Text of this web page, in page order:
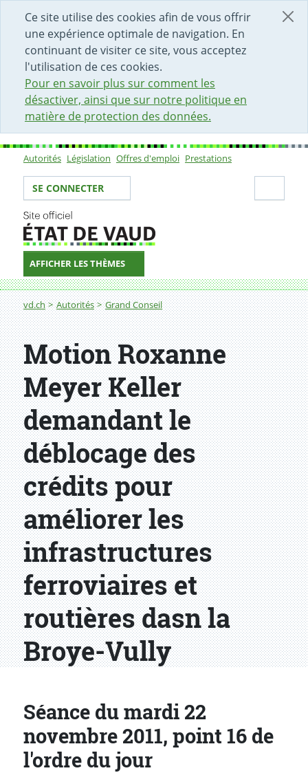
Ce site utilise des cookies afin de vous offrir
une expérience optimale de navigation. En
continuant de visiter ce site, vous acceptez
l'utilisation de ces cookies.
Pour en savoir plus sur comment les
désactiver, ainsi que sur notre politique en
matière de protection des données.
DÉBUT DU CONTENU DE LA PAGE
ACCÈS AU CHAMP DE RECHERCHE
PAGE D'ACCUEIL
FORMULAIRE DE CONTACT
Sous-navigation
Autorités Législation Offres d'emploi Prestations
Votre identité
SE CONNECTER
AFFICHER LES THÈMES
Fil d'Ariane
vd.ch Autorités Grand Conseil
Motion Roxanne
Meyer Keller
demandant le
déblocage des
crédits pour
améliorer les
infrastructures
ferroviaires et
routières dasn la
Broye-Vully
Séance du mardi 22
novembre 2011, point 16 de
l'ordre du jour